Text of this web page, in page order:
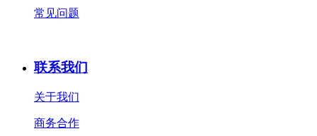
常见问题
联系我们
关于我们
商务合作